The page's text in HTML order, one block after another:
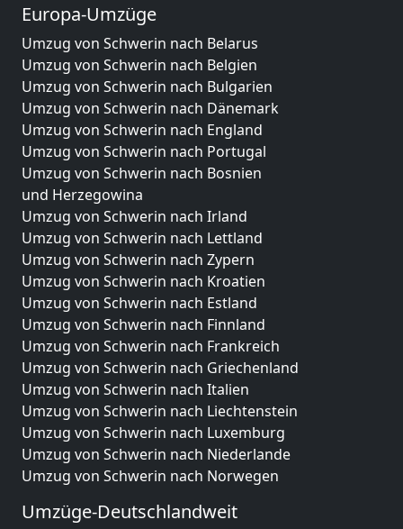
Europa-Umzüge
Umzug von Schwerin nach Belarus
Umzug von Schwerin nach Belgien
Umzug von Schwerin nach Bulgarien
Umzug von Schwerin nach Dänemark
Umzug von Schwerin nach England
Umzug von Schwerin nach Portugal
Umzug von Schwerin nach Bosnien
und Herzegowina
Umzug von Schwerin nach Irland
Umzug von Schwerin nach Lettland
Umzug von Schwerin nach Zypern
Umzug von Schwerin nach Kroatien
Umzug von Schwerin nach Estland
Umzug von Schwerin nach Finnland
Umzug von Schwerin nach Frankreich
Umzug von Schwerin nach Griechenland
Umzug von Schwerin nach Italien
Umzug von Schwerin nach Liechtenstein
Umzug von Schwerin nach Luxemburg
Umzug von Schwerin nach Niederlande
Umzug von Schwerin nach Norwegen
Umzüge-Deutschlandweit